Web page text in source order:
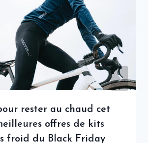
rester au chaud cet
offres de kits
froid du Black Friday